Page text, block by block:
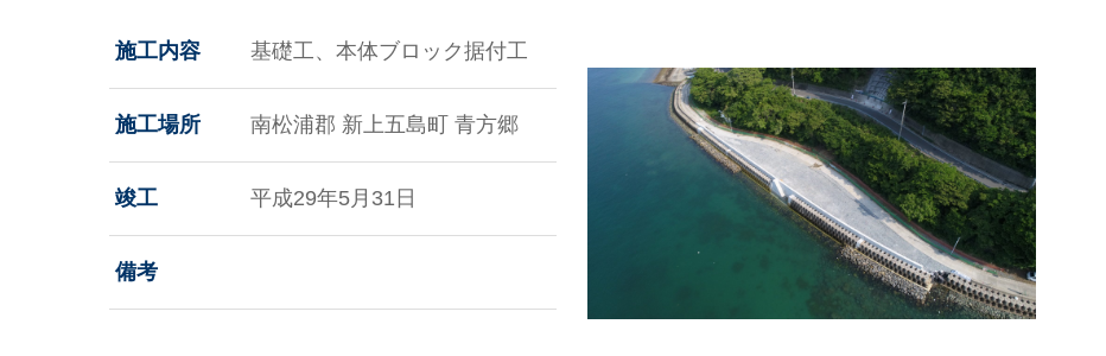
施工内容 基礎工、本体ブロック据付工
施工場所 南松浦郡 新上五島町 青方郷
竣工 平成29年5月31日
備考